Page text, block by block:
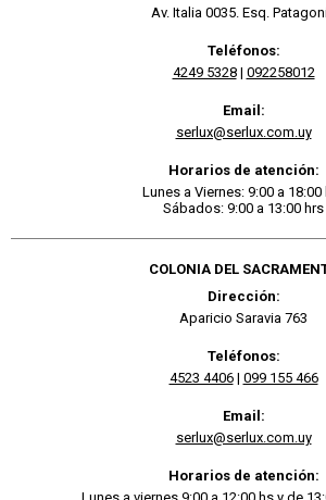
Av. Italia 0035. Esq.
Teléfonos:
4249 5328| 092258012
Email:
serlux@serlux.com.uy
Horarios de atención:
Lunes a Viernes: 9:00 a 18:00
Sábados: 9:00 a 13:00 hrs
COLONIA DEL
Dirección:
Aparicio Saravia 763
Teléfonos:
4523 4406| 099 155 466
Email:
serlux@serlux.com.uy
Horarios de atención: